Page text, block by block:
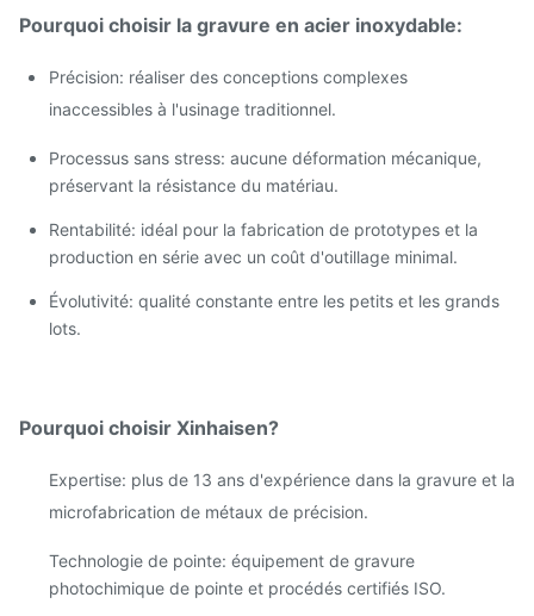
Pourquoi choisir la gravure en acier inoxydable:
Précision: réaliser des conceptions complexes
inaccessibles à l'usinage traditionnel.
Processus sans stress: aucune déformation mécanique,
préservant la résistance du matériau.
Rentabilité: idéal pour la fabrication de prototypes et la
production en série avec un coût d'outillage minimal.
Évolutivité: qualité constante entre les petits et les grands
lots.
Pourquoi choisir Xinhaisen?
Expertise: plus de 13 ans d'expérience dans la gravure et la
microfabrication de métaux de précision.
Technologie de pointe: équipement de gravure
photochimique de pointe et procédés certifiés ISO.